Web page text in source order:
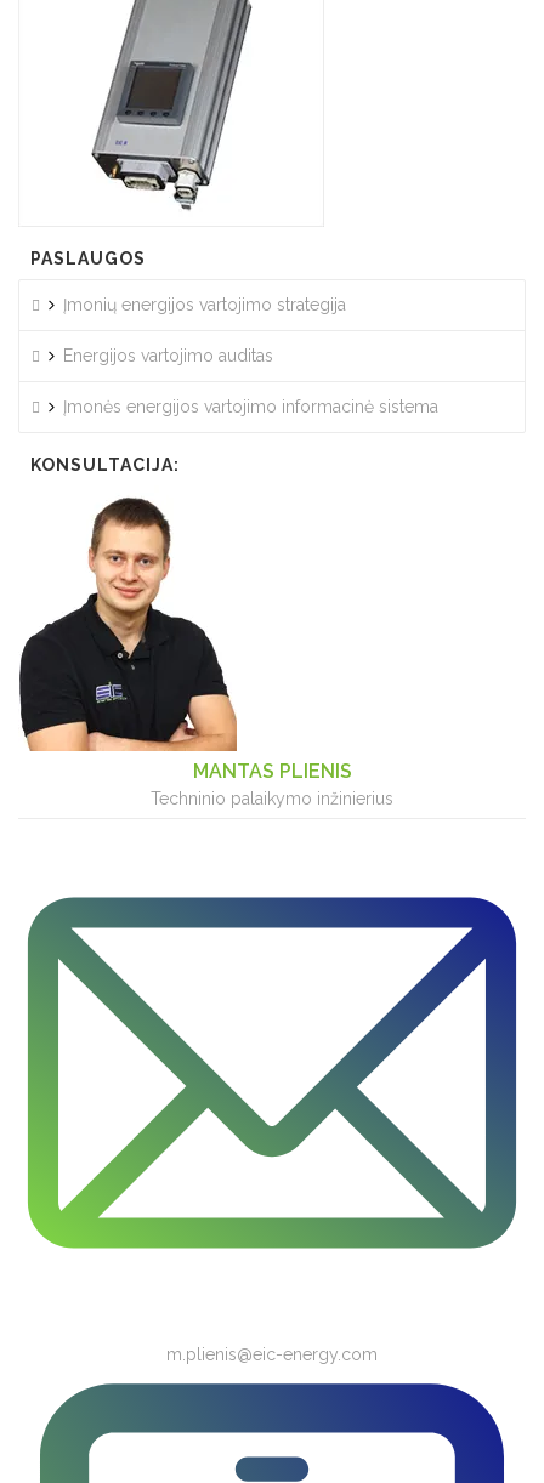
PASLAUGOS
Įmonių energijos vartojimo strategija
Energijos vartojimo auditas
Įmonės energijos vartojimo informacinė sistema
KONSULTACIJA:
MANTAS PLIENIS
Techninio palaikymo inžinierius
m.plienis@eic-energy.com